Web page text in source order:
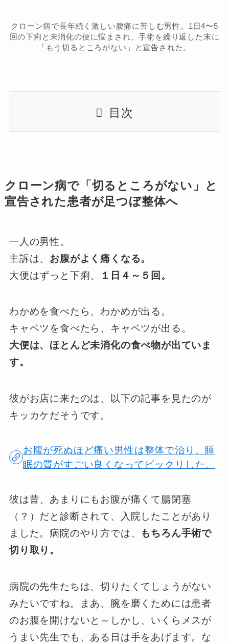
クローン病で長年続く激しい腹痛に苦しむ男性。1日4〜5
回の下痢と未消化の便に悩まされ、手術を繰り返した末に
「もう切るところがない」と宣告された。
目次
クローン病で「切るところがない」と
宣告された患者が足つぼ整体へ
一人の男性。
主訴は、 お腹がよく痛くなる。
大便はずっと下痢、
１日４～５回。
わかめを食べたら、わかめが出る。
キャベツを食べたら、キャベツが出る。
大便は、ほとんど未消化の食べ物が出ていま
す。
彼がお店に来たのは、以下の記事を見たのが
キッカケだそうです。
お腹が死ぬほど痛い男性は整体で治り、睡
眠の質がすごい良くなってビックリした。
彼は昔、あまりにもお腹が痛くて腸閉塞
（？）だと診断されて、入院したことがあり
ました。病院のやり方では、
もちろん手術で
切り取り。
病院の先生たちは、切りたくてしょうがない
みたいですね。まあ、腕を磨くためには患者
のお腹を開けないと～しかし、いくらメスが
うまい先生でも、ある日は手をあげます。な